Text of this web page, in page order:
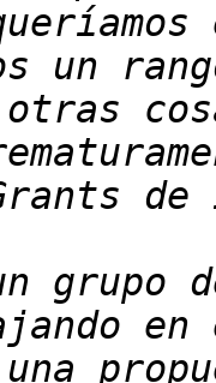
grupo